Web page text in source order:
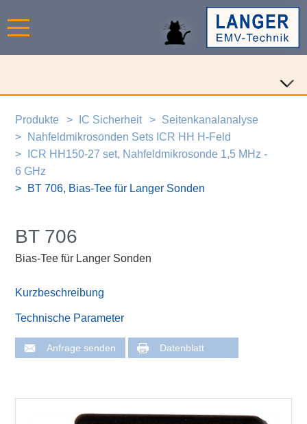
Produkte IC Sicherheit
Seitenkanalanalyse
Nahfeldmikrosonden Sets ICR HH H-Feld
ICR HH150-27 set, Nahfeldmikrosonde 1,5 MHz -
6 GHz
BT 706, Bias-Tee für Langer Sonden
BT 706
Bias-Tee für Langer Sonden
Kurzbeschreibung
Technische Parameter
Anfrage senden Datenblatt